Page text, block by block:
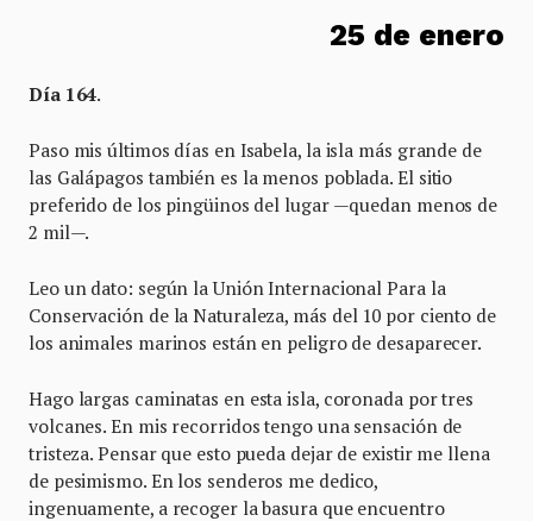
25 de enero
Día 164.
Paso mis últimos días en Isabela, la isla más grande de
las Galápagos también es la menos poblada. El sitio
preferido de los pingüinos del lugar —quedan menos de
2 mil—.
Leo un dato: según la Unión Internacional Para la
Conservación de la Naturaleza, más del 10 por ciento de
los animales marinos están en peligro de desaparecer.
Hago largas caminatas en esta isla, coronada por tres
volcanes. En mis recorridos tengo una sensación de
tristeza. Pensar que esto pueda dejar de existir me llena
de pesimismo. En los senderos me dedico,
ingenuamente, a recoger la basura que encuentro